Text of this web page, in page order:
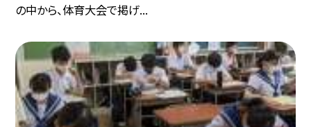
の中から、体育大会で掲げ...